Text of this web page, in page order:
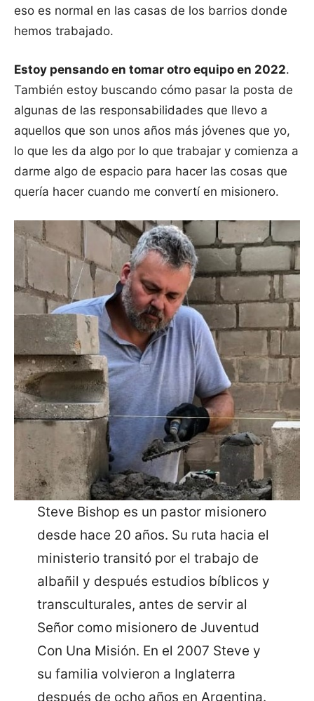
eso es normal en las casas de los barrios donde
hemos trabajado.
Estoy pensando en tomar otro equipo en 2022.
También estoy buscando cómo pasar la posta de
algunas de las responsabilidades que llevo a
aquellos que son unos años más jóvenes que yo,
lo que les da algo por lo que trabajar y comienza a
darme algo de espacio para hacer las cosas que
quería hacer cuando me convertí en misionero.
Steve Bishop es un pastor misionero
desde hace 20 años. Su ruta hacia el
ministerio transitó por el trabajo de
albañil y después estudios bíblicos y
transculturales, antes de servir al
Señor como misionero de Juventud
Con Una Misión. En el 2007 Steve y
su familia volvieron a Inglaterra
después de ocho años en Argentina.